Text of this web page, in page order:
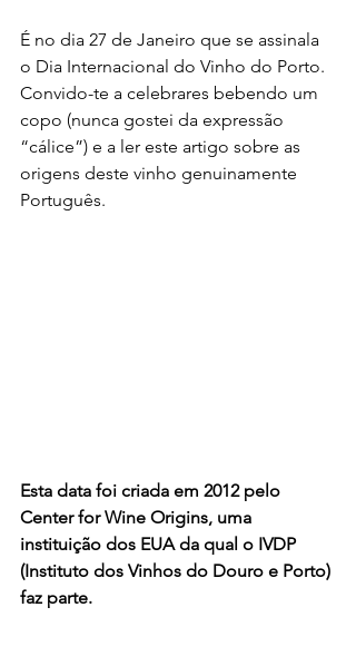
É no dia 27 de Janeiro que se assinala
o Dia Internacional do Vinho do Porto.
Convido-te a celebrares bebendo um
copo (nunca gostei da expressão
“cálice”) e a ler este artigo sobre as
origens deste vinho genuinamente
Português.
Esta data foi criada em 2012 pelo
Center for Wine Origins, uma
instituição dos EUA da qual o IVDP
(Instituto dos Vinhos do Douro e Porto)
faz parte.